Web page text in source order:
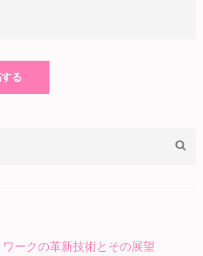
ワークの革新技術とその展望